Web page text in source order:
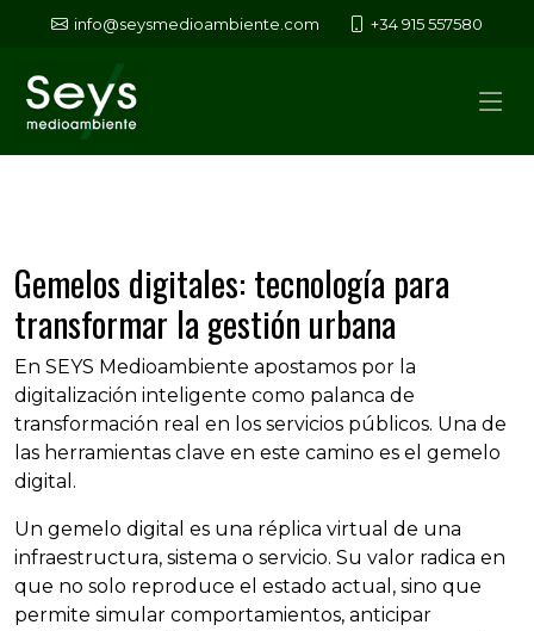
info@seysmedioambiente.com +34 915 557580
Gemelos digitales: tecnología para
transformar la gestión urbana
En SEYS Medioambiente apostamos por la
digitalización inteligente como palanca de
transformación real en los servicios públicos. Una de
las herramientas clave en este camino es el gemelo
digital.
Un gemelo digital es una réplica virtual de una
infraestructura, sistema o servicio. Su valor radica en
que no solo reproduce el estado actual, sino que
permite simular comportamientos, anticipar